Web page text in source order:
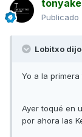
Publicado
Lobitxo
Yo a la
Ayer toqué en
por ahora las